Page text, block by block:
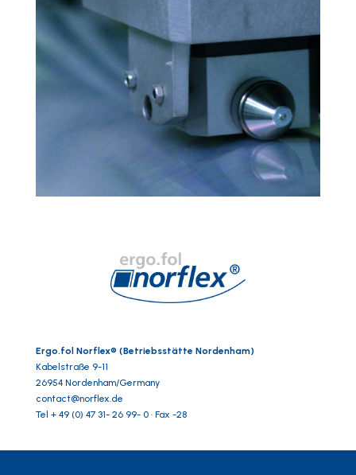
Ergo.fol Norflex® (Betriebsstätte Nordenham)
Kabelstraße 9-11
26954 Nordenham/Germany
contact@norflex.de
Tel + 49 (0) 47 31- 26 99- 0 · Fax -28